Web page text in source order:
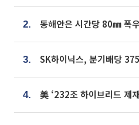
2.
3.
4.